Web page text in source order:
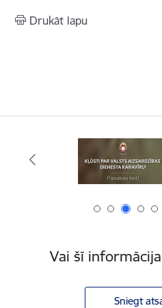
Drukāt lapu
Vai šī
Sniegt